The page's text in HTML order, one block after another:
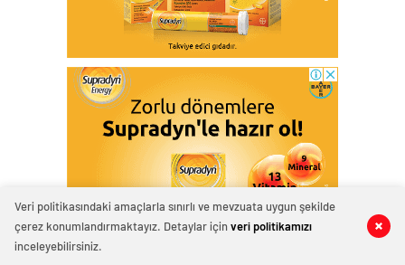
0 0
0 0
0 0
Veri politikasındaki amaçlarla sınırlı ve mevzuata uygun şekilde
çerez konumlandırmaktayız. Detaylar içinveri politikamızı
inceleyebilirsiniz.